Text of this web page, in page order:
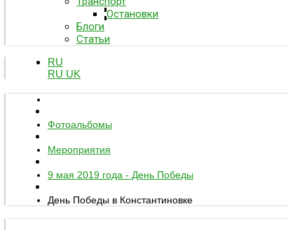
Остановки
Блоги
Статьи
RU
RU UK
Фотоальбомы
Мероприятия
9 мая 2019 года - День Победы
День Победы в Константиновке